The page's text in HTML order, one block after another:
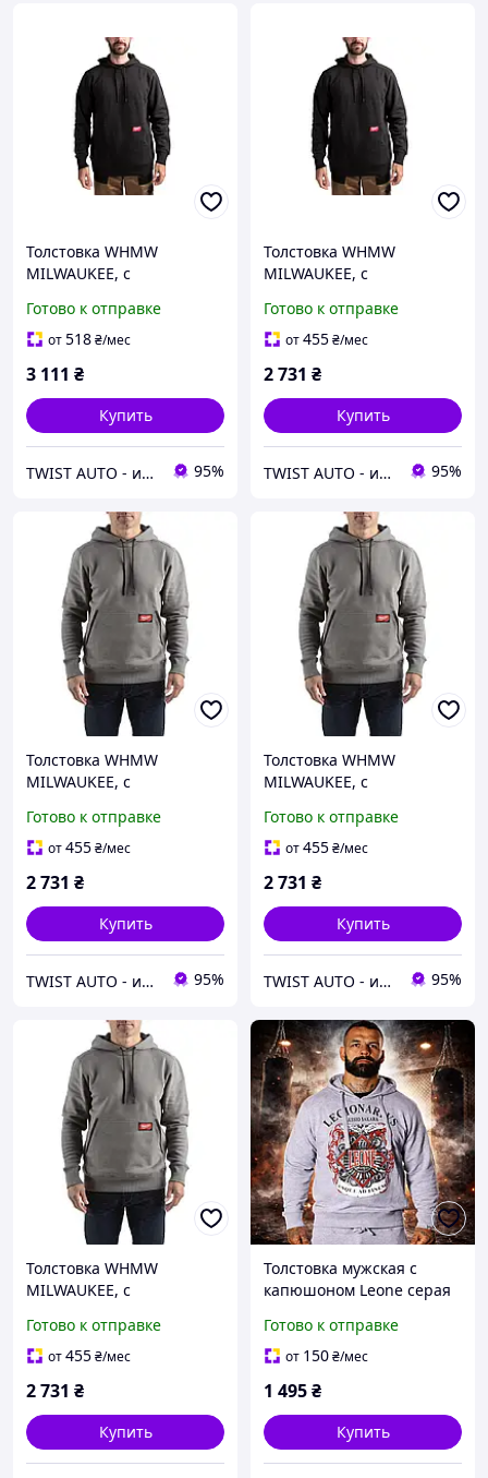
Толстовка WHMW
MILWAUKEE, с
размер M MILWAUKEE
4932493117
Готово к отправке
от518₴/мес
3 111 ₴
Купить
TWIST AUTO - инструмент по доступной цене 95%
Толстовка WHMW
MILWAUKEE, с
размер L MILWAUKEE
4932493118
Готово к отправке
от455₴/мес
2 731 ₴
Купить
TWIST AUTO - инструмент по доступной цене 95%
Толстовка WHMW
MILWAUKEE, с
размер M MILWAUKEE
4932493122
Готово к отправке
от455₴/мес
2 731 ₴
Купить
TWIST AUTO - инструмент по доступной цене 95%
Толстовка WHMW
MILWAUKEE, с
размер L MILWAUKEE
4932493123
Готово к отправке
от455₴/мес
2 731 ₴
Купить
TWIST AUTO - инструмент по доступной цене 95%
Толстовка WHMW
MILWAUKEE, с
размер XL MILWAUKEE
4932493124
Готово к отправке
от455₴/мес
2 731 ₴
Купить
Толстовка мужская с
капюшоном Leone серая
демисезонная для
повседневной носки М
Готово к отправке
от 150₴/мес
1 495₴
Купить